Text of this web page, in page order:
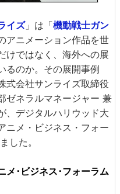
イズ」は「機動戦士ガン
アニメーション作品を世
けではなく、海外への展
るのか。その展開事例
式会社サンライズ取締役
ゼネラルマネージャー 兼
、デジタルハリウッド大
ニメ・ビジネス・フォー
した。
メ･ビジネス･フォーラム